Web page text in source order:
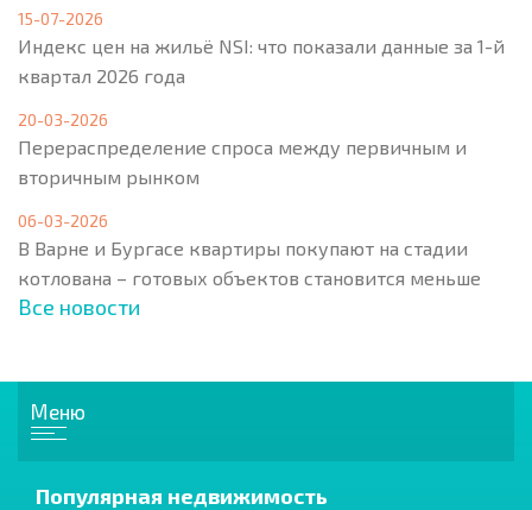
15-07-2026
Индекс цен на жильё NSI: что показали данные за 1-й
квартал 2026 года
20-03-2026
Перераспределение спроса между первичным и
вторичным рынком
06-03-2026
В Варне и Бургасе квартиры покупают на стадии
котлована – готовых объектов становится меньше
Все новости
Меню
Популярная недвижимость